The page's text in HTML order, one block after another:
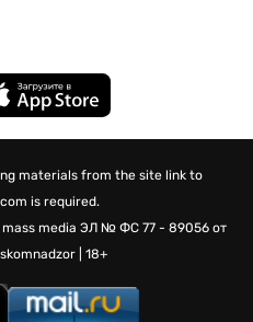
materials from the site link to
is required.
media ЭЛ № ФС 77 - 89056 от
| 18+